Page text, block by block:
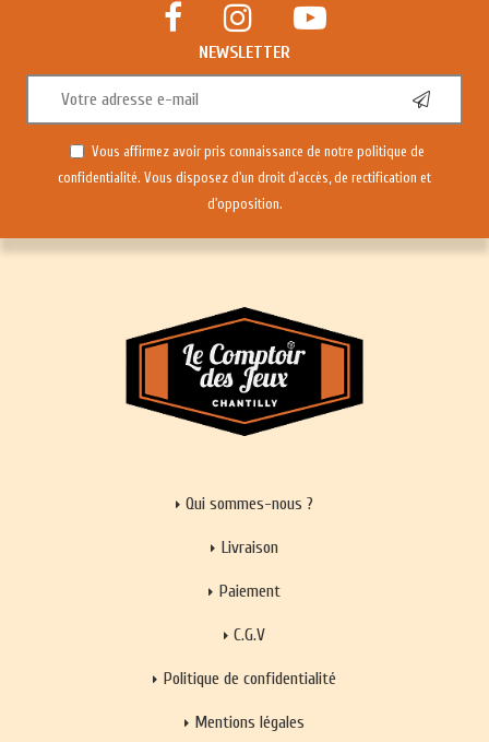
NEWSLETTER
Vous affirmez avoir pris connaissance de notre politique de
confidentialité. Vous disposez d'un droit d'accès, de rectification et
d'opposition.
Qui sommes-nous ?
Livraison
Paiement
C.G.V
Politique de confidentialité
Mentions légales